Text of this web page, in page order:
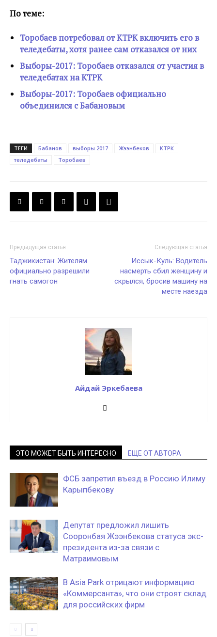
По теме:
Торобаев потребовал от КТРК включить его в
теледебаты, хотя ранее сам отказался от них
Выборы-2017: Торобаев отказался от участия в
теледебатах на КТРК
Выборы-2017: Торобаев официально
объединился с Бабановым
ТЕГИ Бабанов выборы 2017 Жээнбеков
КТРК
теледебаты
Торобаев
Предыдущая статья
Таджикистан: Жителям
официально разрешили
гнать самогон
Следующая статья
Иссык-Куль: Водитель
насмерть сбил женщину и
скрылся, бросив машину на
месте наезда
Айдай Эркебаева
ЭТО МОЖЕТ БЫТЬ ИНТЕРЕСНО ЕЩЕ ОТ АВТОРА
ФСБ запретил въезд в Россию Илиму
Карыпбекову
Депутат предложил лишить
Сооронбая Жээнбекова статуса экс-
президента из-за связи с
Матраимовым
В Asia Park отрицают информацию
«Коммерсанта», что они строят склад
для российских фирм